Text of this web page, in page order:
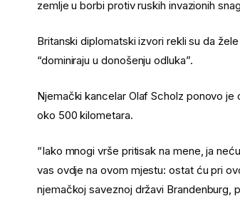
zemlje u borbi protiv ruskih invazionih
Britanski diplomatski izvori rekli su da
“dominiraju u donošenju odluka”.
Njemački kancelar Olaf Scholz ponovo
oko 500 kilometara.
“Iako mnogi vrše pritisak na mene, ja
vas ovdje na ovom mjestu: ostat ću pri
njemačkoj saveznoj državi Brandenburg,